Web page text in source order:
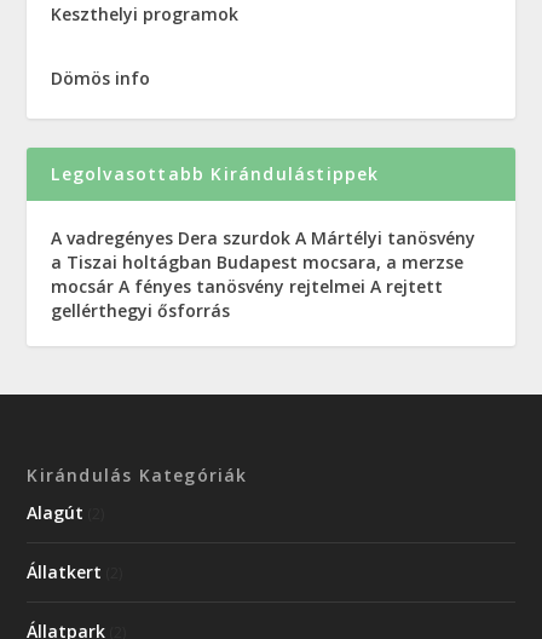
Keszthelyi programok
Dömös info
Legolvasottabb Kirándulástippek
A vadregényes Dera szurdok A Mártélyi tanösvény
a Tiszai holtágban Budapest mocsara, a merzse
mocsár A fényes tanösvény rejtelmei A rejtett
gellérthegyi ősforrás
Kirándulás Kategóriák
Alagút
Állatkert
Állatpark